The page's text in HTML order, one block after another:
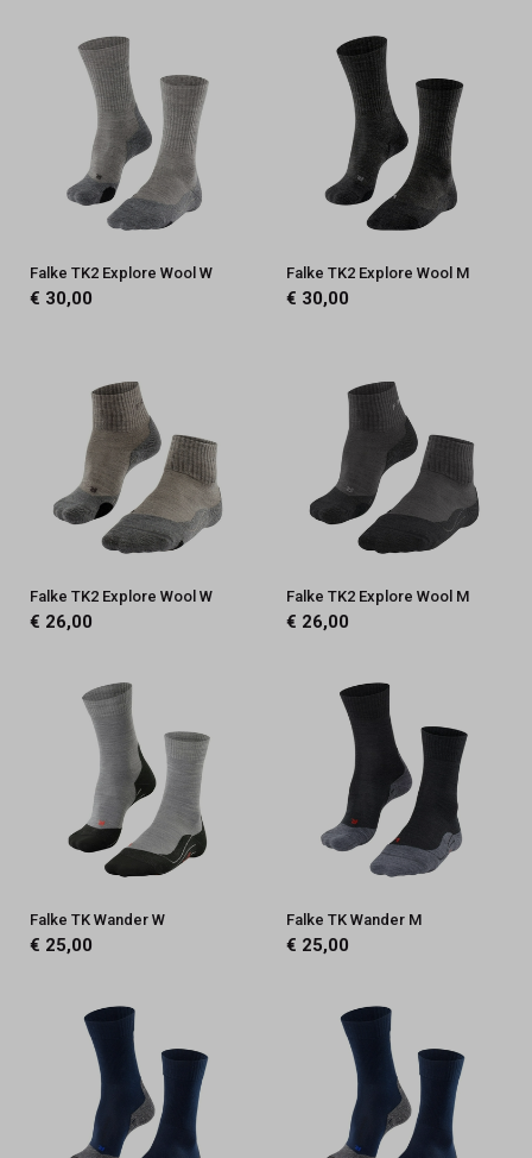
Falke TK2 Explore Wool W
€ 30,00
Falke TK2 Explore Wool M
€ 30,00
Falke TK2 Explore Wool W
€ 26,00
Falke TK2 Explore Wool M
€ 26,00
Falke TK Wander W
€ 25,00
Falke TK Wander M
€ 25,00